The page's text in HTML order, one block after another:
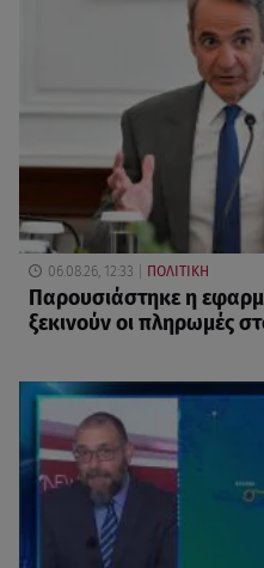
06.08.26, 12:33 ΠΟΛΙΤΙΚΗ
Παρουσιάστηκε η
ξεκινούν οι πληρωμές